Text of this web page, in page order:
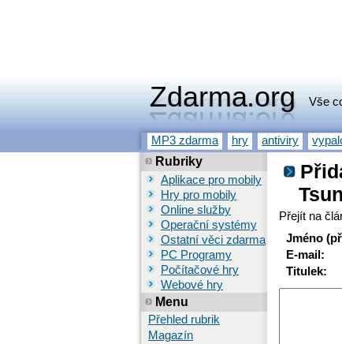
Zdarma.org Vše
MP3 zdarma hry antiviry
Přejít na
Jméno
E-mail:
Titulek:
Rubriky
Aplikace pro mobily
Hry pro mobily
Online služby
Operační systémy
Ostatní věci zdarma
PC Programy
Počítačové hry
Webové hry
Menu
Přehled rubrik
Magazín